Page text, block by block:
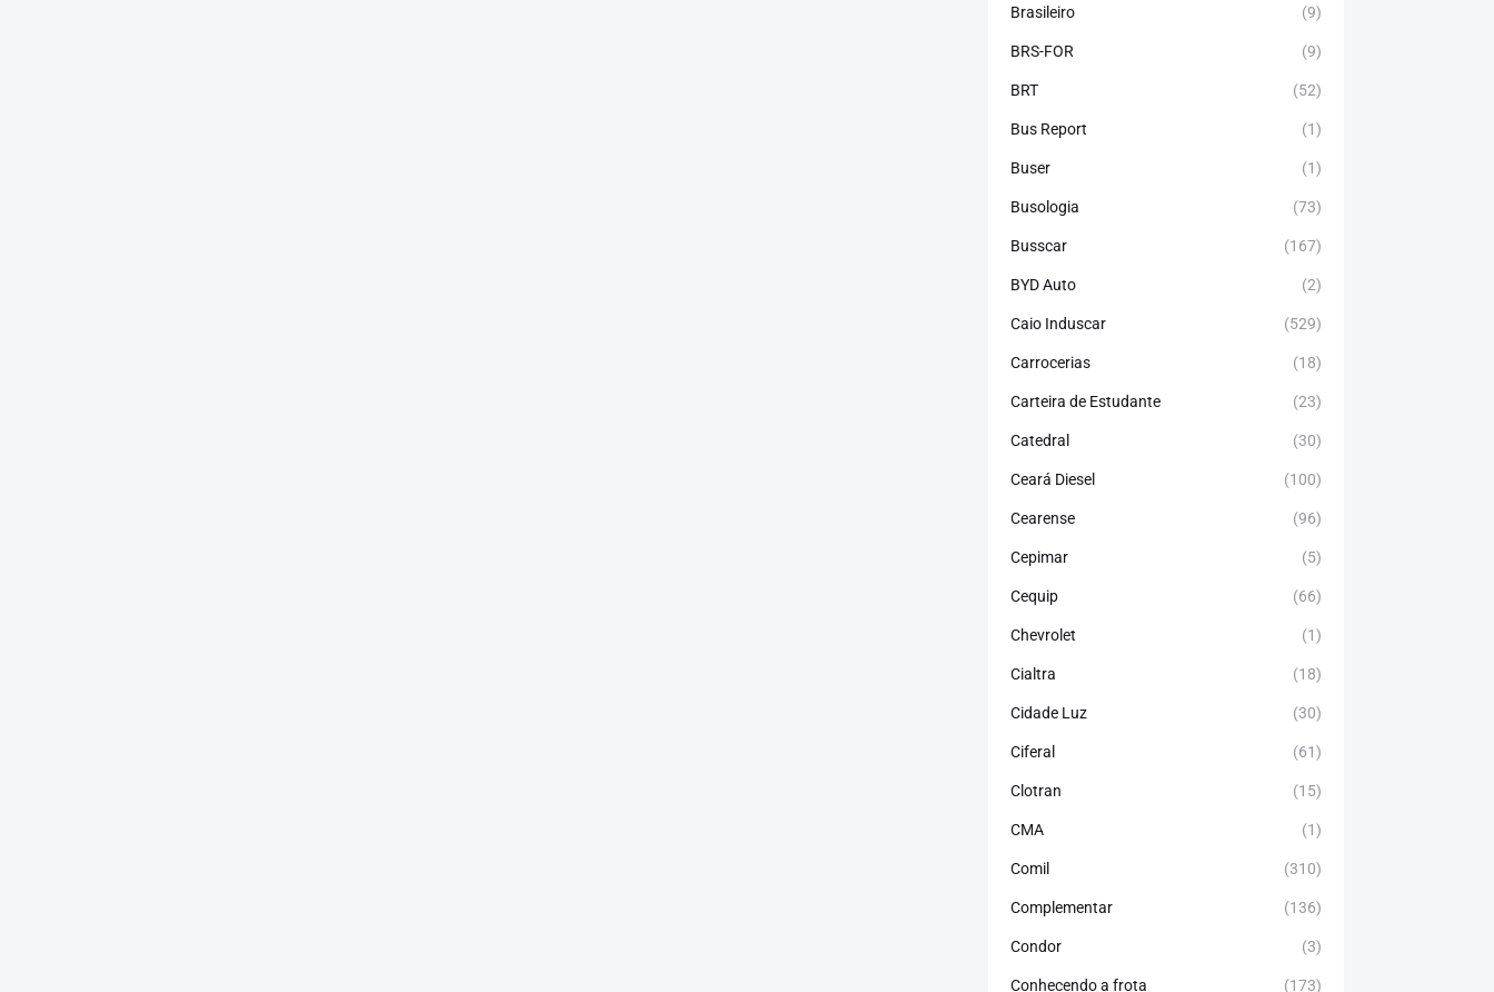
Brasileiro (9)
BRS-FOR (9)
BRT (52)
Bus Report (1)
Buser (1)
Busologia (73)
Busscar (167)
BYD Auto (2)
Caio Induscar (529)
Carrocerias (18)
Carteira de Estudante (23)
Catedral (30)
Ceará Diesel (100)
Cearense (96)
Cepimar (5)
Cequip (66)
Chevrolet (1)
Cialtra (18)
Cidade Luz (30)
Ciferal (61)
Clotran (15)
CMA (1)
Comil (310)
Complementar (136)
Condor (3)
Conhecendo a frota (173)